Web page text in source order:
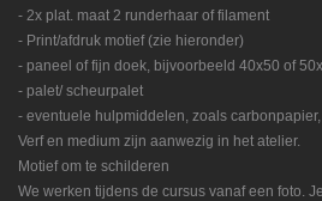
- 2x plat. maat 2 runderhaar of filament
- Print/afdruk motief (zie hieronder)
- paneel of fijn doek, bijvoorbeeld 40x50 of
- palet/ scheurpalet
- eventuele hulpmiddelen, zoals
Verf en medium zijn aanwezig in het atelier.
Motief om te schilderen
We werken tijdens de cursus vanaf een foto.